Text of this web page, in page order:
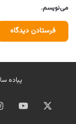
می‌نویسم.
پیاده
ایکس